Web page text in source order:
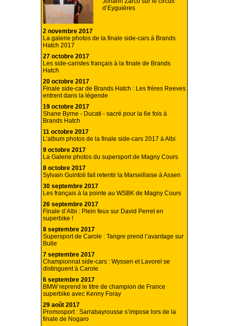
d’Eyguières
2 novembre 2017
La galerie photos de la finale side-cars à Brands
Hatch 2017
27 octobre 2017
Les side-caristes français à la finale de Brands
Hatch
20 octobre 2017
Finale side-car de Brands Hatch : Les frères Reeves
entrent dans la légende
19 octobre 2017
Shane Byrne - Ducati - sacré pour la 6e fois à
Brands Hatch
11 octobre 2017
L’album photos de la finale side-cars 2017 à Albi
9 octobre 2017
La Galerie photos du supersport de Magny Cours
8 octobre 2017
Sylvain Guintoli fait retentir la Marseillaise à Assen
30 septembre 2017
Les français à la pointe au WSBK de Magny Cours
26 septembre 2017
Finale d’Albi : Plein feux sur David Perret en
superbike !
8 septembre 2017
Supersport de Carole : Tangre prend l’avantage sur
Bulle
7 septembre 2017
Championnat side-cars : Wyssen et Lavorel se
distinguent à Carole
6 septembre 2017
BMW reprend le titre de champion de France
superbike avec Kenny Foray
29 août 2017
Promosport : Sarrabayrousse s’impose lors de la
finale de Nogaro